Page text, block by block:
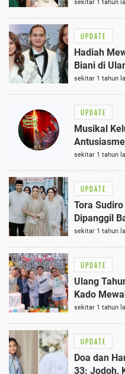
Sudiro
sekitar 1 tahun
UPDATE
Hadiah
Biani di
Item
sekitar 1 tahun
UPDATE
Musikal
Ludes
sekitar 1 tahun
UPDATE
Tora
Dipanggil
Menarik
sekitar 1 tahun
UPDATE
Ulang
Kado
dari Fans
sekitar 1 tahun
UPDATE
Doa dan
33: Jodoh,